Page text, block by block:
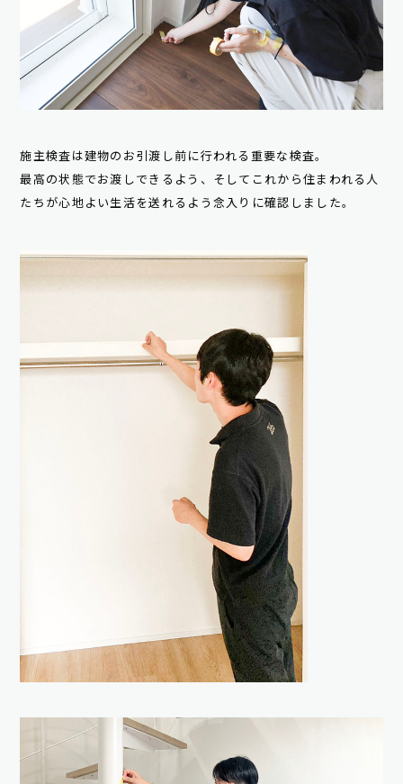
施主検査は建物のお引渡し前に行われる重要な検査。
最高の状態でお渡しできるよう、そしてこれから住まわれる人
たちが心地よい生活を送れるよう念入りに確認しました。